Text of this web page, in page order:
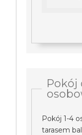
Pokój
Pokój 1-4
tarasem